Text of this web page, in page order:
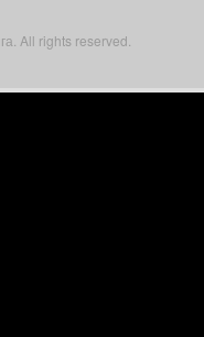
All rights reserved.